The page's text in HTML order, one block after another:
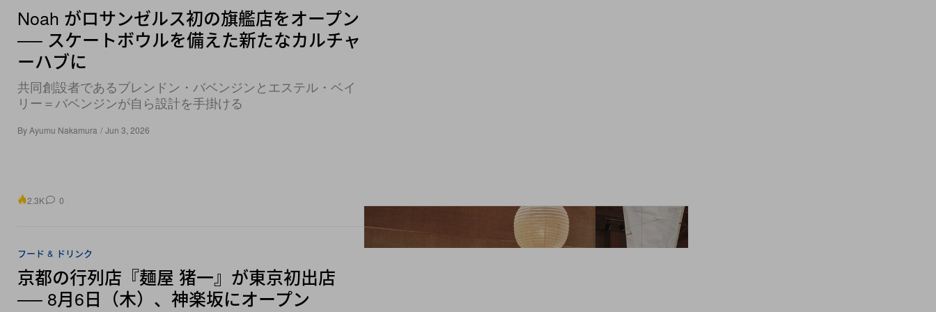
Noah がロサンゼルス初の旗艦店をオープン
── スケートボウルを備えた新たなカルチャ
ーハブに
共同創設者であるブレンドン・バベンジンとエステル・ベイ
リー＝バベンジンが自ら設計を手掛ける
By Ayumu Nakamura / Jun 3, 2026
2.3K 0
フード & ドリンク
京都の行列店『麺屋 猪一』が東京初出店
── 8月6日（木）、神楽坂にオープン